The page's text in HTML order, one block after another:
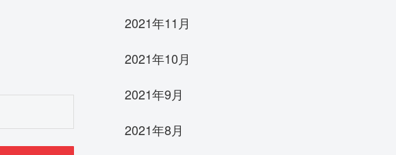
2021年11月
2021年10月
2021年9月
2021年8月